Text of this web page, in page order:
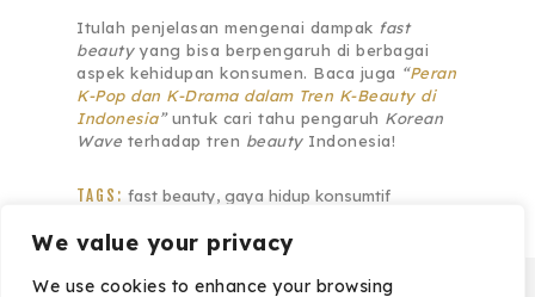
We value your privacy
We use cookies to enhance your browsing
Itulah penjelasan mengenai dampak fast
beautyyang bisa berpengaruh di berbagai
aspek kehidupan konsumen. Baca juga “Peran
K-Pop dan K-Drama dalam Tren K-Beauty di
Indonesia”untuk cari tahu pengaruh Korean
Wave terhadap tren beautyIndonesia!
TAGS: fast beauty, gaya hidup konsumtif
Share: